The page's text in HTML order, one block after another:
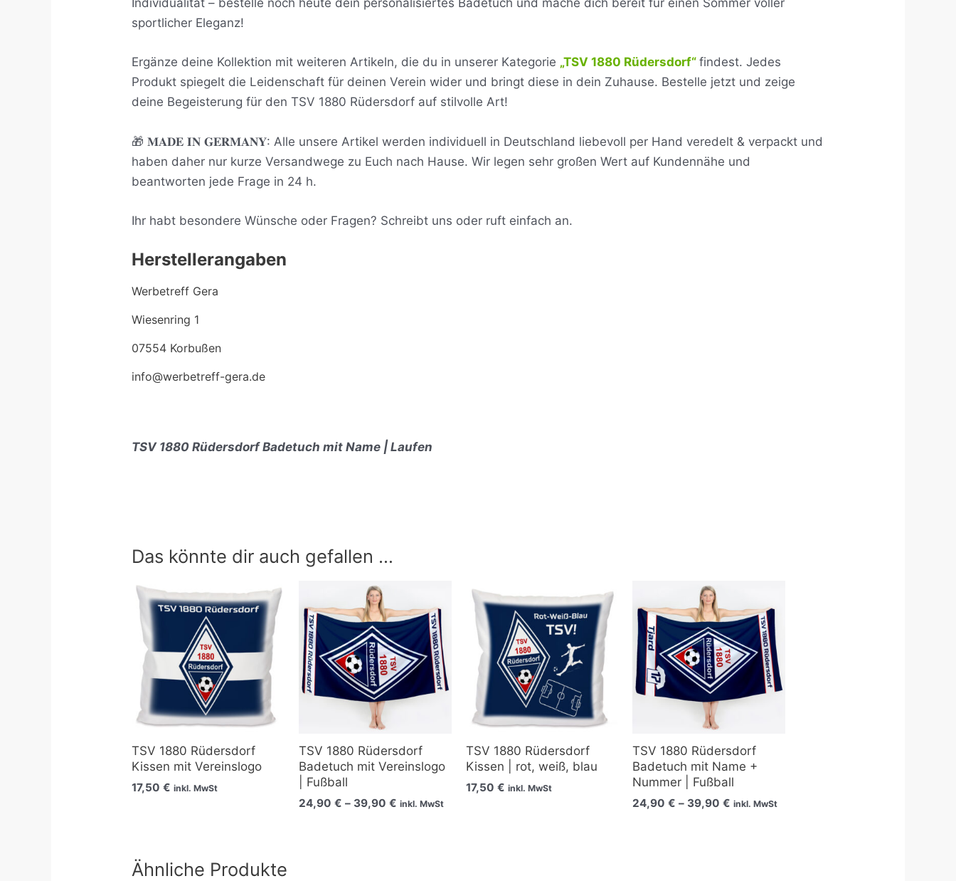
Individualität – bestelle noch heute dein personalisiertes Badetuch und mache dich bereit für einen Sommer voller
sportlicher Eleganz!
Ergänze deine Kollektion mit weiteren Artikeln, die du in unserer Kategorie „TSV 1880 Rüdersdorf“findest. Jedes
Produkt spiegelt die Leidenschaft für deinen Verein wider und bringt diese in dein Zuhause. Bestelle jetzt und zeige
deine Begeisterung für den TSV 1880 Rüdersdorf auf stilvolle Art!
🎁 𝐌𝐀𝐃𝐄 𝐈𝐍 𝐆𝐄𝐑𝐌𝐀𝐍𝐘: Alle unsere Artikel werden individuell in Deutschland liebevoll per Hand veredelt & verpackt und
haben daher nur kurze Versandwege zu Euch nach Hause. Wir legen sehr großen Wert auf Kundennähe und
beantworten jede Frage in 24 h.
Ihr habt besondere Wünsche oder Fragen? Schreibt uns oder ruft einfach an.
Herstellerangaben
Werbetreff Gera
Wiesenring 1
07554 Korbußen
info@werbetreff-gera.de
TSV 1880 Rüdersdorf Badetuch mit Name | Laufen
Das könnte dir auch gefallen …
TSV 1880 Rüdersdorf
Kissen mit Vereinslogo
17,50€ inkl. MwSt
TSV 1880 Rüdersdorf
Badetuch mit Vereinslogo
| Fußball
24,90 € – 39,90 €
bis
39,90 €
inkl. MwSt
TSV 1880 Rüdersdorf
Kissen | rot, weiß, blau
17,50 € inkl. MwSt
TSV 1880 Rüdersdorf
Badetuch mit Name +
Nummer | Fußball
24,90€ – 39,90€
bis
39,90 €
inkl. MwSt
Ähnliche Produkte